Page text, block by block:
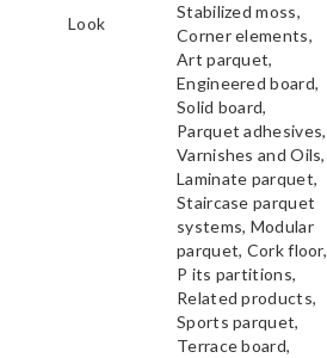
Look
Stabilized moss,
Corner elements,
Art parquet,
Engineered board,
Solid board,
Parquet adhesives,
Varnishes and Oils,
Laminate parquet,
Staircase parquet
systems, Modular
parquet, Cork floor,
P its partitions,
Related products,
Sports parquet,
Terrace board,